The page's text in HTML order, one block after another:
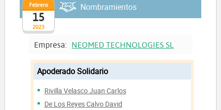
2023
Febrero
15
Nombramientos
Empresa: NEOMED TECHNOLOGIES SL
Apoderado Solidario
Rivilla Velasco Juan Carlos
De Los Reyes Calvo David